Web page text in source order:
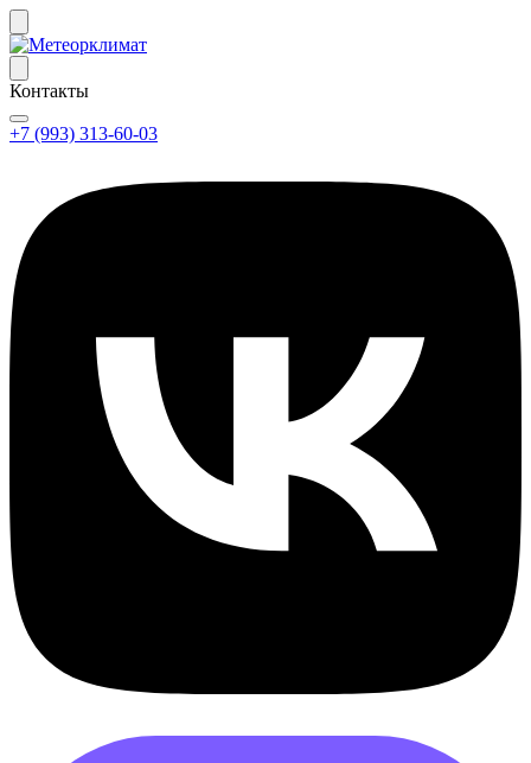
Контакты
+7 (993) 313-60-03